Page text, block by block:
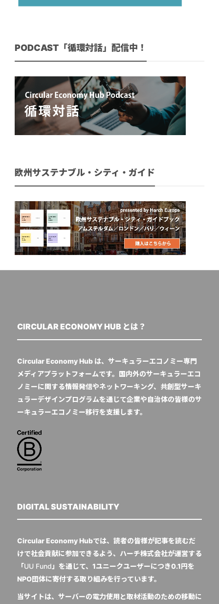
PODCAST「循環対話」配信中！
欧州サステナブル・シティ・ガイド
CIRCULAR ECONOMY HUB とは？
Circular Economy Hub は、サーキュラーエコノミー専門
メディアプラットフォームです。国内外のサーキュラーエコ
ノミーに関する情報発信やネットワーキング、共創型サーキ
ュラーデザインプログラムを通じて企業や自治体の皆様のサ
ーキュラーエコノミー移行を支援します。
DIGITAL SUSTAINABILITY
Circular Economy Hubでは、読者の皆様が記事を読むだ
けで社会貢献に参加できるよう、ハーチ株式会社が運営する
「UU Fund 」を通じて、1ユニークユーザーにつき0.1円を
NPO団体に寄付する取り組みを行っています。
当サイトは、サーバーの電力使用と取材活動のための移動に